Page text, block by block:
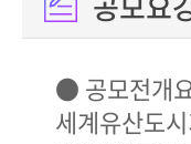
● 공모전개
세계유산도